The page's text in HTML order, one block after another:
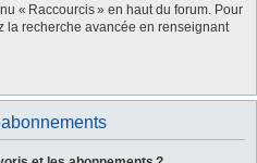
« Raccourcis » en haut du forum. Pour
la recherche avancée en renseignant